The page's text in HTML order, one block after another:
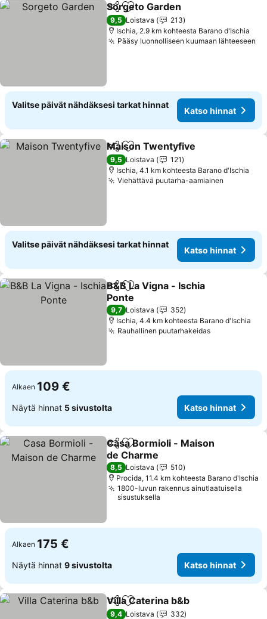
Jaa Lisää suosikkeihin
Sorgeto Garden
9,5 Loistava
213
Ischia, 2.9 km kohteesta Barano d'Ischia
Pääsy luonnolliseen kuumaan lähteeseen
Valitse päivät nähdäksesi tarkat hinnat
Katso hinnat
Jaa Lisää suosikkeihin
Maison Twentyfive
9,5 Loistava
121
Ischia, 4.1 km kohteesta Barano d'Ischia
Viehättävä puutarha-aamiainen
Valitse päivät nähdäksesi tarkat hinnat
Katso hinnat
Jaa Lisää suosikkeihin
B&B La Vigna - Ischia
Ponte
Katso hinnat
9,7 Loistava
352
Ischia, 4.4 km kohteesta Barano d'Ischia
Rauhallinen puutarhakeidasKatso hinnat
Alkaen 109 €
Näytä hinnat 5 sivustolta Katso hinnat
Jaa Lisää suosikkeihin
Casa Bormioli - Maison
de Charme
Katso hinnat
8,5 Loistava
510
Procida, 11.4 km kohteesta Barano d'Ischia
1800-luvun rakennus ainutlaatuisella
sisustuksella
Alkaen 175 €
Näytä hinnat 9 sivustolta Katso hinnat
Jaa Lisää suosikkeihin
Villa Caterina b&b
9,4 Loistava
332